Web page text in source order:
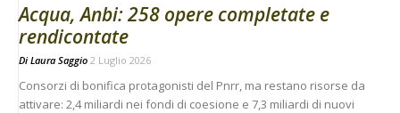
Acqua, Anbi: 258 opere completate e
rendicontate
Di Laura Saggio 2 Luglio 2026
Consorzi di bonifica protagonisti del Pnrr, ma restano risorse da
attivare: 2,4 miliardi nei fondi di coesione e 7,3 miliardi di nuovi